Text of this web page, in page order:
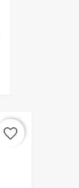
favorite_border